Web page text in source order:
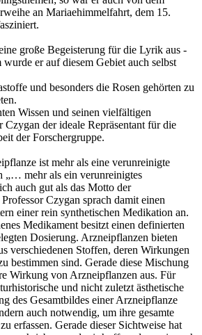
an Mariaehimmelfahrt, dem 15.
große Begeisterung für die Lyrik aus -
er auf diesem Gebiet auch selbst
und besonders die Rosen gehörten zu
Wissen und seinen vielfältigen
Czygan der ideale Repräsentant für die
der Forschergruppe.
ist mehr als eine verunreinigte
„… mehr als ein verunreinigtes
auch gut als das Motto der
Czygan sprach damit einen
einer rein synthetischen Medikation an.
Medikament besitzt einen definierten
Dosierung. Arzneipflanzen bieten
verschiedenen Stoffen, deren Wirkungen
bestimmen sind. Gerade diese Mischung
Wirkung von Arzneipflanzen aus. Für
und nicht zuletzt ästhetische
des Gesamtbildes einer Arzneipflanze
auch notwendig, um ihre gesamte
erfassen. Gerade dieser Sichtweise hat